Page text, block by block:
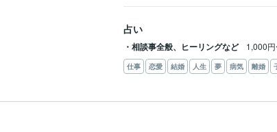
占い
・相談事全般、ヒーリングなど
1,000
仕事 恋愛 結婚 人生 夢 病気 離婚